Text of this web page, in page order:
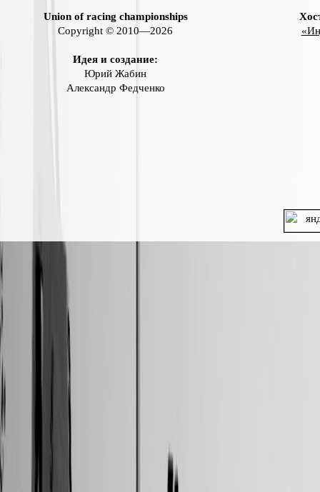
Union of racing championships
Copyright © 2010—2026
Идея и создание:
Юрий Жабин
Александр Федченко